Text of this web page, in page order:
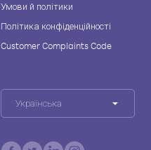
Умови й політики
Політика конфіденційності
Customer Complaints Code
Українська